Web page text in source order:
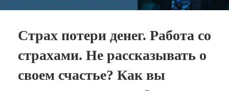
Страх потери денег. Работа со
страхами. Не рассказывать о
своем счастье? Как вы